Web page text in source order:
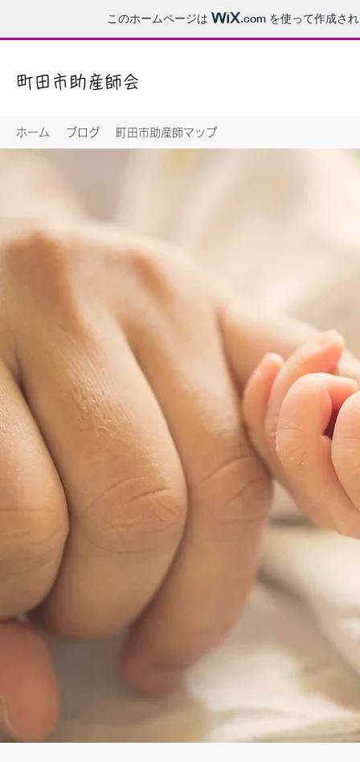
このホームページは .com を使って作成さ
町田市助産師会
ホーム ブログ 町田市助産師マップ